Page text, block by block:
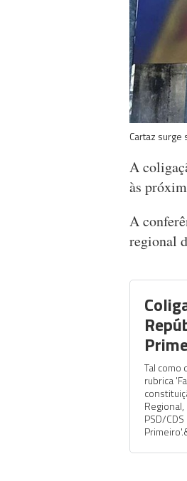
Cartaz
A
às
A
regional
Tal como
rubrica
PSD/